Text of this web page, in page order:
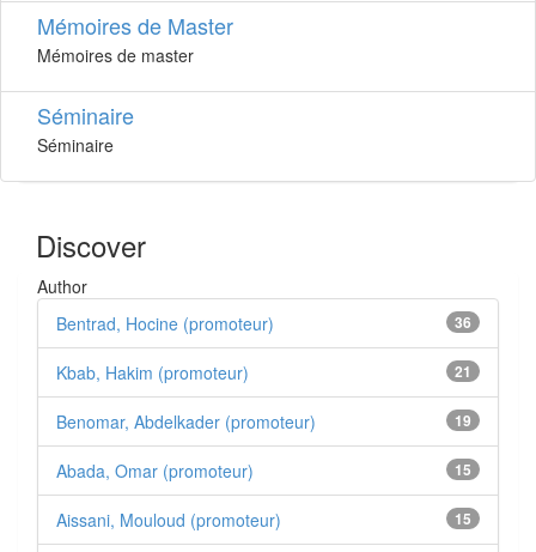
Mémoires de Master
Mémoires de master
Séminaire
Séminaire
Discover
Author
36
Bentrad, Hocine (promoteur)
21
Kbab, Hakim (promoteur)
19
Benomar, Abdelkader (promoteur)
15
Abada, Omar (promoteur)
15
Aissani, Mouloud (promoteur)